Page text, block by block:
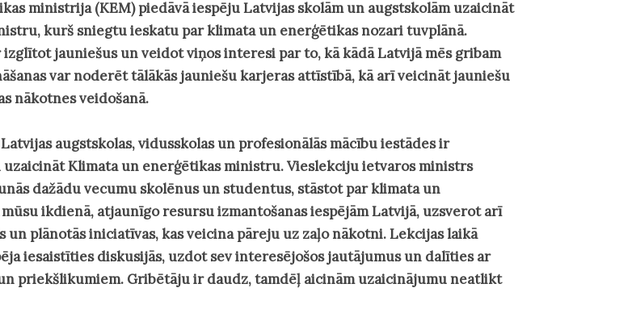
ministrija (KEM) piedāvā iespēju Latvijas skolām un augstskolām uzaicināt
kurš sniegtu ieskatu par klimata un enerģētikas nozari tuvplānā.
jauniešus un veidot viņos interesi par to, kā kādā Latvijā mēs gribam
var noderēt tālākās jauniešu karjeras attīstībā, kā arī veicināt jauniešu
nākotnes veidošanā.
augstskolas, vidusskolas un profesionālās mācību iestādes ir
uzaicināt Klimata un enerģētikas ministru. Vieslekciju ietvaros ministrs
dažādu vecumu skolēnus un studentus, stāstot par klimata un
ikdienā, atjaunīgo resursu izmantošanas iespējām Latvijā, uzsverot arī
un plānotās iniciatīvas, kas veicina pāreju uz zaļo nākotni. Lekcijas laikā
iesaistīties diskusijās, uzdot sev interesējošos jautājumus un dalīties ar
priekšlikumiem. Gribētāju ir daudz, tamdēļ aicinām uzaicinājumu neatlikt